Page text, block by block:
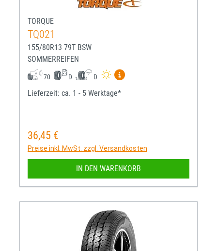
TORQUE
TQ021
155/80R13 79T BSW
SOMMERREIFEN
70 D D
Mehr Informationen zum
Lieferzeit: ca. 1 - 5 Werktage*
Regulärer Preis:
36,45 €
Preise inkl. MwSt. zzgl. Versandkosten
IN DEN WARENKORB